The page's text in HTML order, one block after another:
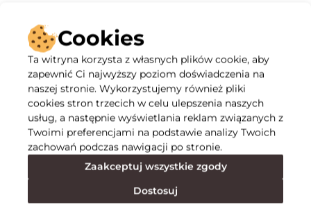
Opis
Specyfikacja
Polecane
Cookies
Ta witryna korzysta z własnych plików cookie, aby
zapewnić Ci najwyższy poziom doświadczenia na
naszej stronie. Wykorzystujemy również pliki
cookies stron trzecich w celu ulepszenia naszych
usług, a następnie wyświetlania reklam związanych z
Twoimi preferencjami na podstawie analizy Twoich
zachowań podczas nawigacji po stronie.
Zaakceptuj wszystkie zgody
Dostosuj